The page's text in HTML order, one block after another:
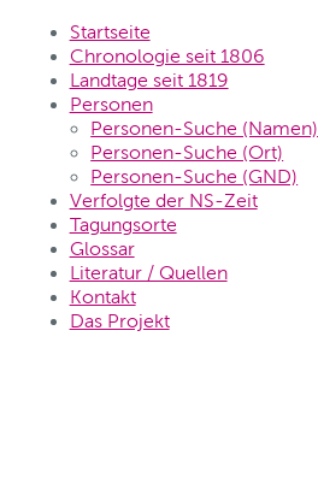
Startseite
Chronologie seit 1806
Landtage seit 1819
Personen
Personen-Suche (Namen)
Personen-Suche (Ort)
Personen-Suche (GND)
Verfolgte der NS-Zeit
Tagungsorte
Glossar
Literatur / Quellen
Kontakt
Das Projekt